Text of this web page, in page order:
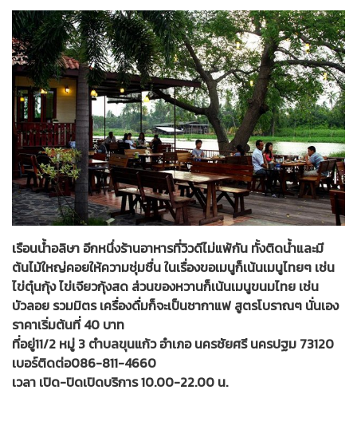
เรือนน้ำอลิษา อีกหนึ่งร้านอาหารที่วิวดีไม่แพ้กัน ทั้งติดน้ำและมี
ต้นไม้ใหญ่คอยให้ความชุ่มชื่น ในเรื่องขอเมนูก็เน้นเมนูไทยๆ เช่น
ไข่ตุ๋นกุ้ง ไข่เจียวกุ้งสด ส่วนของหวานก็เน้นเมนูขนมไทย เช่น
บัวลอย รวมมิตร เครื่องดื่มก็จะเป็นชากาแฟ สูตรโบราณๆ นั่นเอง
ราคาเริ่มต้นที่ 40 บาท
ที่อยู่11/2 หมู่ 3 ตำบลขุนแก้ว อำเภอ นครชัยศรี นครปฐม 73120
เบอร์ติดต่อ086-811-4660
เวลา เปิด-ปิดเปิดบริการ 10.00-22.00 น.